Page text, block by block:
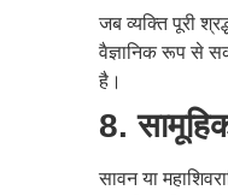
जब व्यक्ति पूरी
वैज्ञानिक रूप से
है।
8.
सावन या